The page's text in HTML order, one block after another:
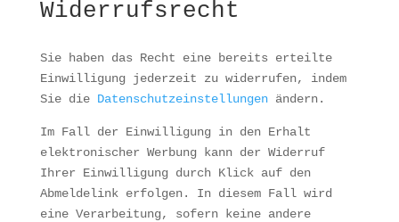
Widerrufsrecht
Sie haben das Recht eine bereits erteilte
Einwilligung jederzeit zu widerrufen, indem
Sie die Datenschutzeinstellungenändern.
Im Fall der Einwilligung in den Erhalt
elektronischer Werbung kann der Widerruf
Ihrer Einwilligung durch Klick auf den
Abmeldelink erfolgen. In diesem Fall wird
eine Verarbeitung, sofern keine andere